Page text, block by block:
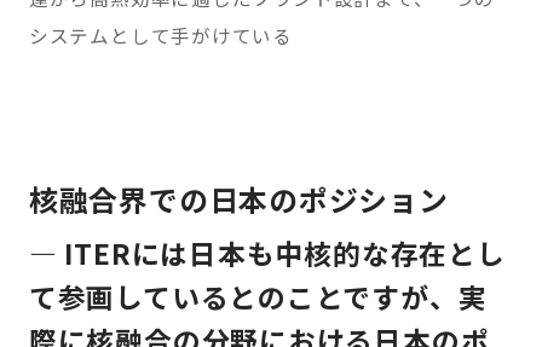
システムとして手がけている
核融合界での日本のポジション
— ITERには日本も中核的な存在とし
て参画しているとのことですが、実